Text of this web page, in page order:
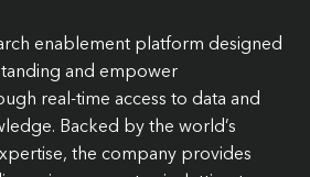
enablement platform designed
and empower
real-time access to data and
Backed by the world’s
the company provides